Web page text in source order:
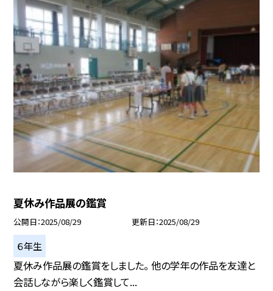
夏休み作品展の鑑賞
公開日 2025/08/29 更新日 2025/08/29
６年生
夏休み作品展の鑑賞をしました。 他の学年の作品を友達と
会話しながら楽しく鑑賞して...